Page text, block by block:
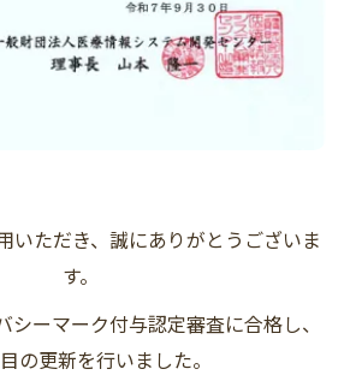
いただき、誠にありがとうございま
す。
シーマーク付与認定審査に合格し、
の更新を行いました。